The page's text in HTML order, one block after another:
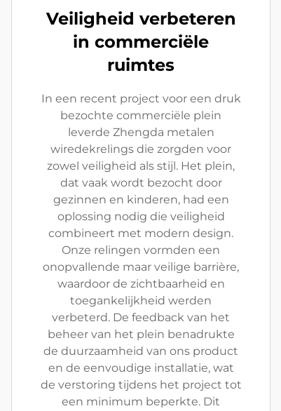
Veiligheid verbeteren
in commerciële
ruimtes
In een recent project voor een druk
bezochte commerciële plein
leverde Zhengda metalen
wiredekrelings die zorgden voor
zowel veiligheid als stijl. Het plein,
dat vaak wordt bezocht door
gezinnen en kinderen, had een
oplossing nodig die veiligheid
combineert met modern design.
Onze relingen vormden een
onopvallende maar veilige barrière,
waardoor de zichtbaarheid en
toegankelijkheid werden
verbeterd. De feedback van het
beheer van het plein benadrukte
de duurzaamheid van ons product
en de eenvoudige installatie, wat
de verstoring tijdens het project tot
een minimum beperkte. Dit